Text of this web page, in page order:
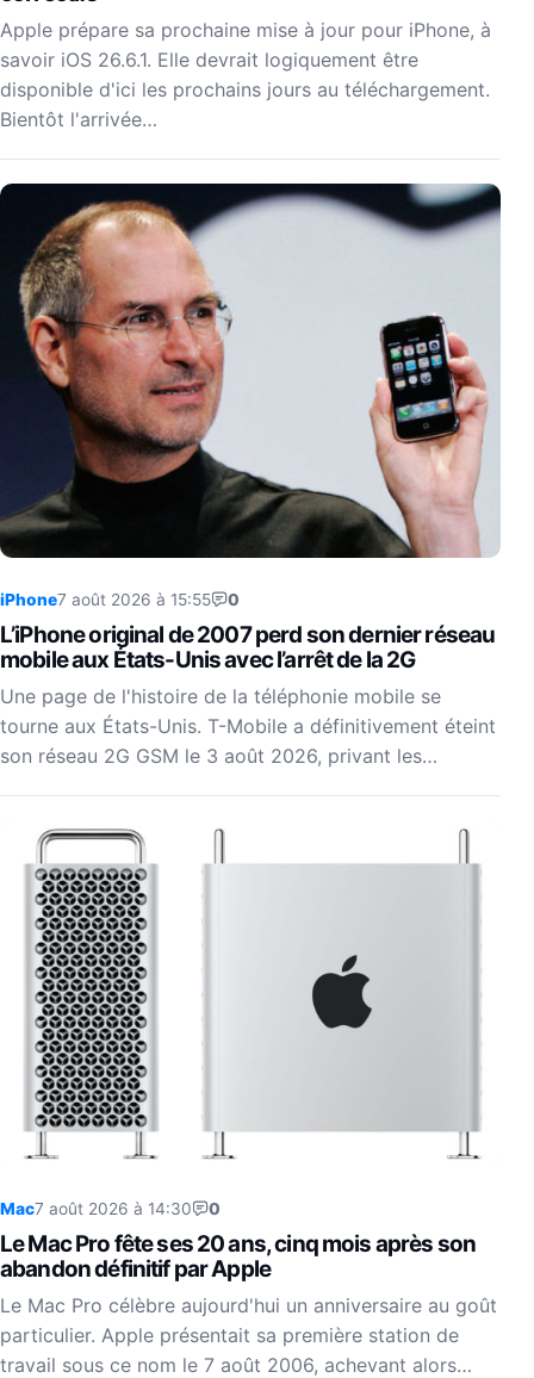
Apple prépare sa prochaine mise à jour pour iPhone, à
savoir iOS 26.6.1. Elle devrait logiquement être
disponible d'ici les prochains jours au téléchargement.
Bientôt l'arrivée…
iPhone7 août 2026 à 15:55 0
L’iPhone original de 2007 perd son dernier réseau
mobile aux États-Unis avec l’arrêt de la 2G
Une page de l'histoire de la téléphonie mobile se
tourne aux États-Unis. T-Mobile a définitivement éteint
son réseau 2G GSM le 3 août 2026, privant les…
Mac7 août 2026 à 14:30 0
Le Mac Pro fête ses 20 ans, cinq mois après son
abandon définitif par Apple
Le Mac Pro célèbre aujourd'hui un anniversaire au goût
particulier. Apple présentait sa première station de
travail sous ce nom le 7 août 2006, achevant alors…